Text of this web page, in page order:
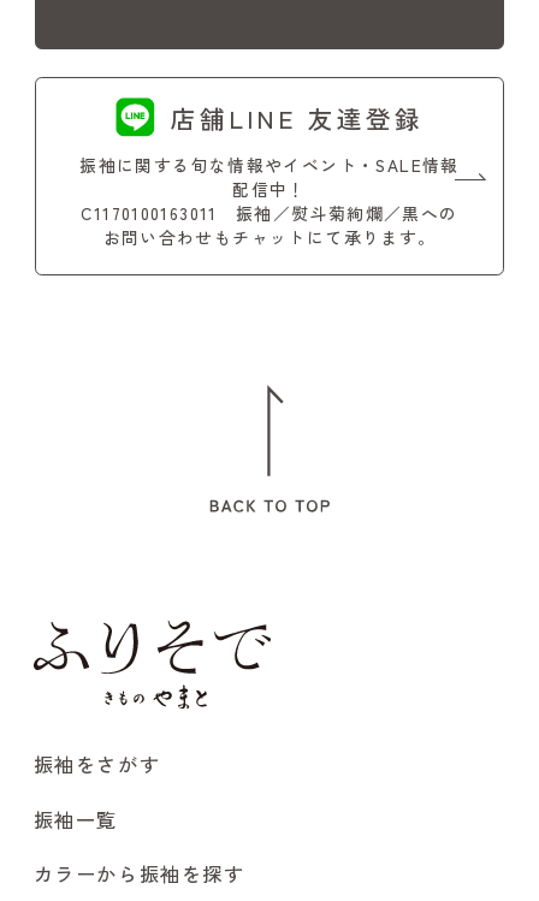
店舗LINE 友達登録
振袖に関する旬な情報やイベント・SALE情報
配信中！
C1170100163011 振袖／熨斗菊絢爛／黒への
お問い合わせもチャットにて承ります。
振袖をさがす
振袖一覧
カラーから振袖を探す